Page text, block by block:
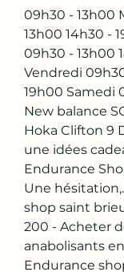
09h30 - 13h00
13h00 14h30 -
09h30 - 13h00
Vendredi
19h00 Samedi
New balance
Hoka Clifton 9
une idées
Endurance
Une
shop saint
200 - Acheter
anabolisants
Endurance